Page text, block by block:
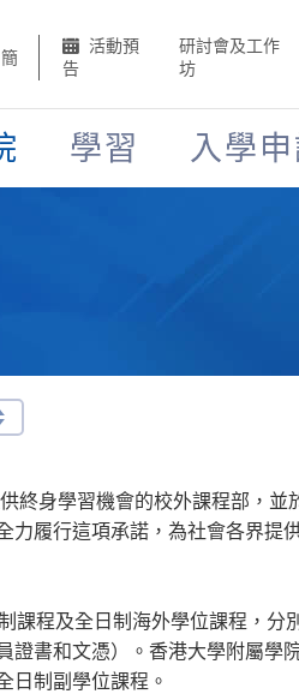
簡
活動預
告
研討會及工作
坊
學習 入學
終身學習機會的校外課程部，
力履行這項承諾，為社會各界
課程及全日制海外學位課程，
證書和文憑）。香港大學附屬
日制副學位課程。